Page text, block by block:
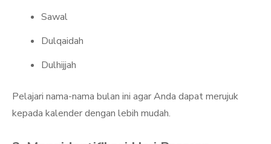
Sawal
Dulqaidah
Dulhijjah
Pelajari nama-nama bulan ini agar Anda dapat merujuk
kepada kalender dengan lebih mudah.